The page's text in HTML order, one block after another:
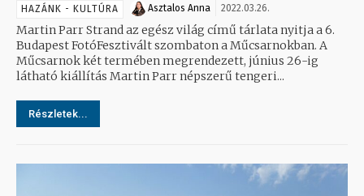
HAZÁNK - KULTÚRA Asztalos Anna 2022.03.26.
Martin Parr Strand az egész világ című tárlata nyitja a 6.
Budapest FotóFesztivált szombaton a Műcsarnokban. A
Műcsarnok két termében megrendezett, június 26-ig
látható kiállítás Martin Parr népszerű tengeri...
Részletek...